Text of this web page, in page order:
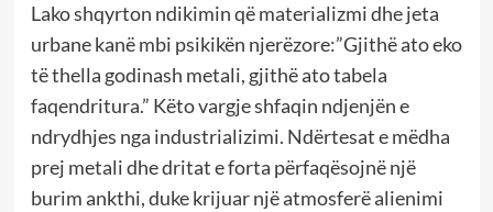
Lako shqyrton ndikimin që materializmi dhe jeta
urbane kanë mbi psikikën njerëzore:”Gjithë ato eko
të thella godinash metali, gjithë ato tabela
faqendritura.” Këto vargje shfaqin ndjenjën e
ndrydhjes nga industrializimi. Ndërtesat e mëdha
prej metali dhe dritat e forta përfaqësojnë një
burim ankthi, duke krijuar një atmosferë alienimi